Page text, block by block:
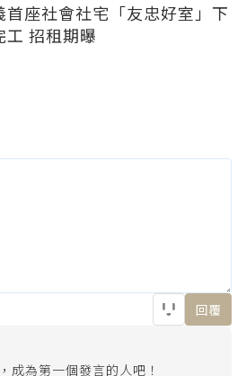
首座社會社宅「友忠好室」下
工 招租期曝
回覆
成為第一個發言的人吧！